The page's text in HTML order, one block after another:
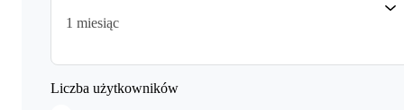
1 miesiąc
Liczba użytkowników